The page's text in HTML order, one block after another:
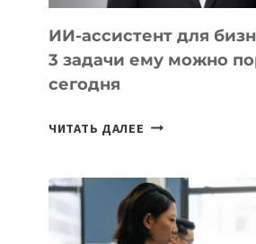
ИИ-ассистент для
3 задачи ему можно
сегодня
ЧИТАТЬ ДАЛЕЕ ИИ-
БИЗНЕСА:
КАКИЕ
3